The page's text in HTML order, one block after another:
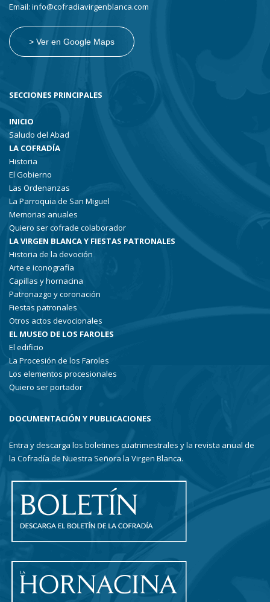
Email: info@cofradiavirgenblanca.com
> Ver en Google Maps
SECCIONES PRINCIPALES
INICIO
Saludo del Abad
LA COFRADÍA
Historia
El Gobierno
Las Ordenanzas
La Parroquia de San Miguel
Memorias anuales
Quiero ser cofrade colaborador
LA VIRGEN BLANCA Y FIESTAS PATRONALES
Historia de la devoción
Arte e iconografía
Capillas y hornacina
Patronazgo y coronación
Fiestas patronales
Otros actos devocionales
EL MUSEO DE LOS FAROLES
El edificio
La Procesión de los Faroles
Los elementos procesionales
Quiero ser portador
DOCUMENTACIÓN Y PUBLICACIONES
Entra y descarga los boletines cuatrimestrales y la revista anual de
la Cofradía de Nuestra Señora la Virgen Blanca.